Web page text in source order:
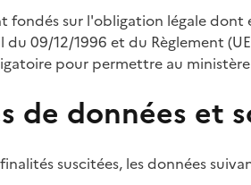
fondés sur l'obligation légale
du 09/12/1996 et du Règlement
pour permettre au
de données et
suscitées, les données